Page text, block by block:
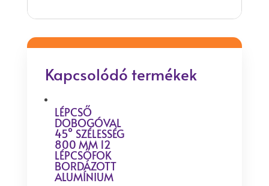
Kapcsolódó termékek
LÉPCSŐ
DOBOGÓVAL
45° SZÉLESSÉG
800 MM 12
LÉPCSŐFOK
BORDÁZOTT
ALUMÍNIUM